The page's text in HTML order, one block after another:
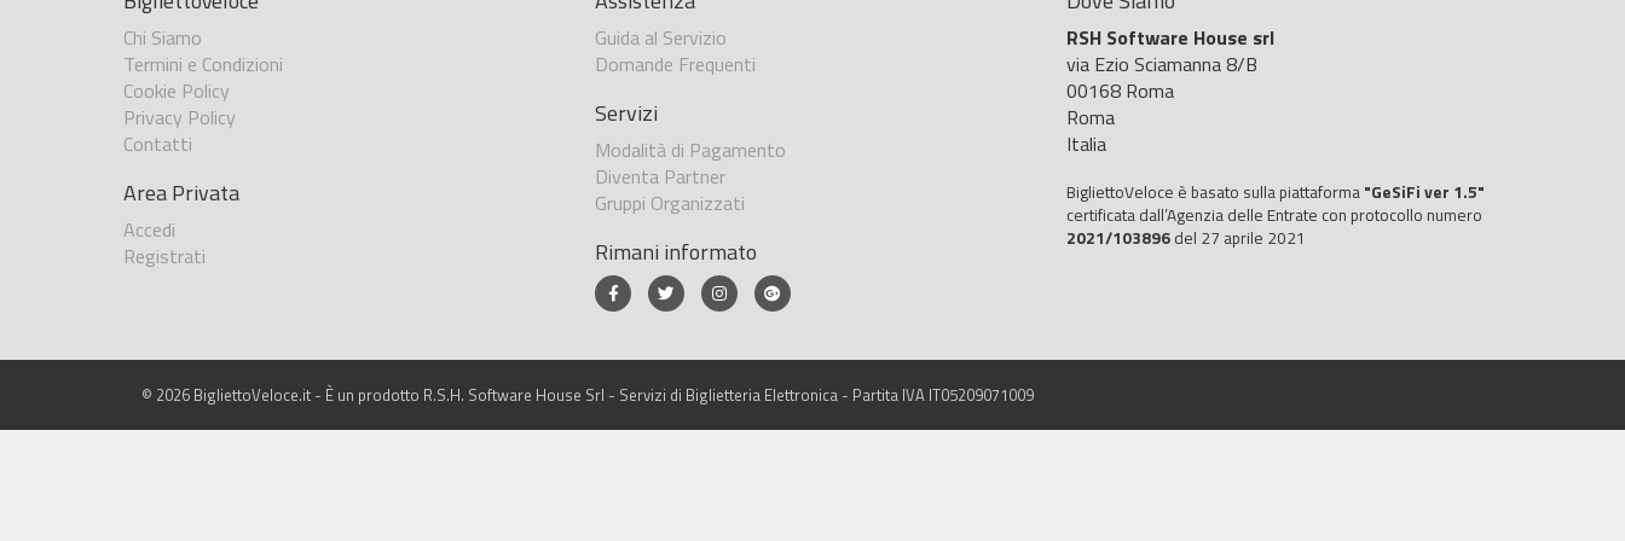
Chi Siamo
Termini e Condizioni
Cookie Policy
Privacy Policy
Contatti
Area Privata
Accedi
Registrati
Guida al Servizio
Domande Frequenti
Servizi
Modalità di Pagamento
Diventa Partner
Gruppi Organizzati
Rimani informato
RSH Software House srl
via Ezio Sciamanna 8/B
00168 Roma
Roma
Italia
BigliettoVeloce è basato sulla piattaforma "GeSiFi ver 1.5"
certificata dall’Agenzia delle Entrate con protocollo numero
2021/103896 del 27 aprile 2021
© 2026 BigliettoVeloce.it - È un prodotto R.S.H. Software House Srl - Servizi di Biglietteria Elettronica - Partita IVA IT05209071009